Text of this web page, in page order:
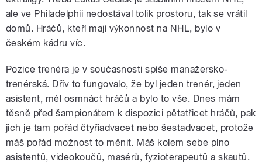
ale ve Philadelphii nedostával tolik prostoru, tak se vrátil
domů. Hráčů, kteří mají výkonnost na NHL, bylo v
českém kádru víc.
Pozice trenéra je v současnosti spíše manažersko-
trenérská. Dřív to fungovalo, že byl jeden trenér, jeden
asistent, měl osmnáct hráčů a bylo to vše. Dnes mám
těsně před šampionátem k dispozici pětatřicet hráčů, pak
jich je tam pořád čtyřiadvacet nebo šestadvacet, protože
máš pořád možnost to měnit. Máš kolem sebe plno
asistentů, videokoučů, masérů, fyzioterapeutů a skautů.